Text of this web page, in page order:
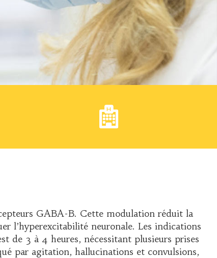
GABA-B. Cette modulation réduit la
l’hyperexcitabilité neuronale. Les indications
de 3 à 4 heures, nécessitant plusieurs prises
par agitation, hallucinations et convulsions,